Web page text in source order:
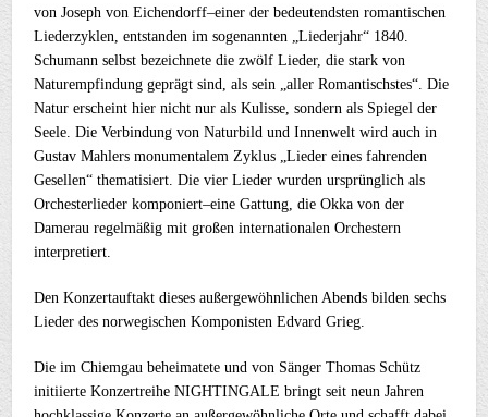
von Joseph von Eichendorff–einer der bedeutendsten romantischen
Liederzyklen, entstanden im sogenannten „Liederjahr“ 1840.
Schumann selbst bezeichnete die zwölf Lieder, die stark von
Naturempfindung geprägt sind, als sein „aller Romantischstes“. Die
Natur erscheint hier nicht nur als Kulisse, sondern als Spiegel der
Seele. Die Verbindung von Naturbild und Innenwelt wird auch in
Gustav Mahlers monumentalem Zyklus „Lieder eines fahrenden
Gesellen“ thematisiert. Die vier Lieder wurden ursprünglich als
Orchesterlieder komponiert–eine Gattung, die Okka von der
Damerau regelmäßig mit großen internationalen Orchestern
interpretiert.
Den Konzertauftakt dieses außergewöhnlichen Abends bilden sechs
Lieder des norwegischen Komponisten Edvard Grieg.
Die im Chiemgau beheimatete und von Sänger Thomas Schütz
initiierte Konzertreihe NIGHTINGALE bringt seit neun Jahren